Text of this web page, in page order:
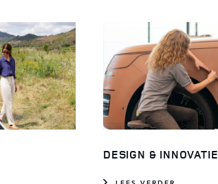
DESIGN & INNOVATIE
LEES VERDER